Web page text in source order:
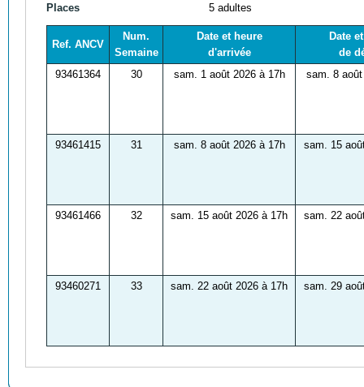
Places 5 adultes
Ref. ANCV
Num.
Semaine
Date et heure
d'arrivée
Date
de
93461364
30 sam. 1 août 2026 à 17h sam. 8
93461415 31 sam. 8 août 2026 à 17h sam. 15
93461466 32 sam. 15 août 2026 à 17h sam. 22
93460271 33 sam. 22 août 2026 à 17h sam. 29